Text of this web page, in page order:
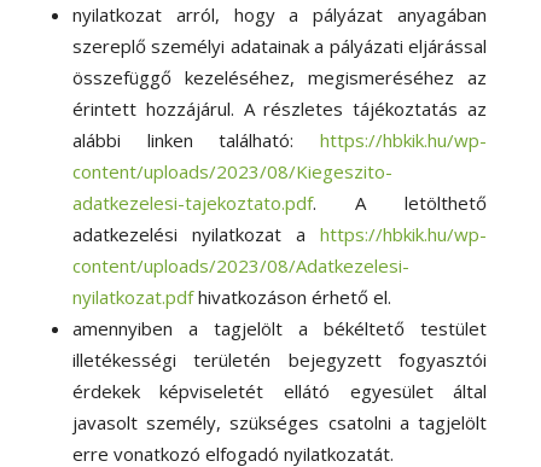
nyilatkozat arról, hogy a pályázat anyagában
szereplő személyi adatainak a pályázati eljárással
összefüggő kezeléséhez, megismeréséhez az
érintett hozzájárul. A részletes tájékoztatás az
alábbi linken található:https://hbkik.hu/wp-
content/uploads/2023/08/Kiegeszito-
adatkezelesi-tajekoztato.pdf. A letölthető
adatkezelési nyilatkozat ahttps://hbkik.hu/wp-
content/uploads/2023/08/Adatkezelesi-
nyilatkozat.pdfhivatkozáson érhető el.
amennyiben a tagjelölt a békéltető testület
illetékességi területén bejegyzett fogyasztói
érdekek képviseletét ellátó egyesület által
javasolt személy, szükséges csatolni a tagjelölt
erre vonatkozó elfogadó nyilatkozatát.